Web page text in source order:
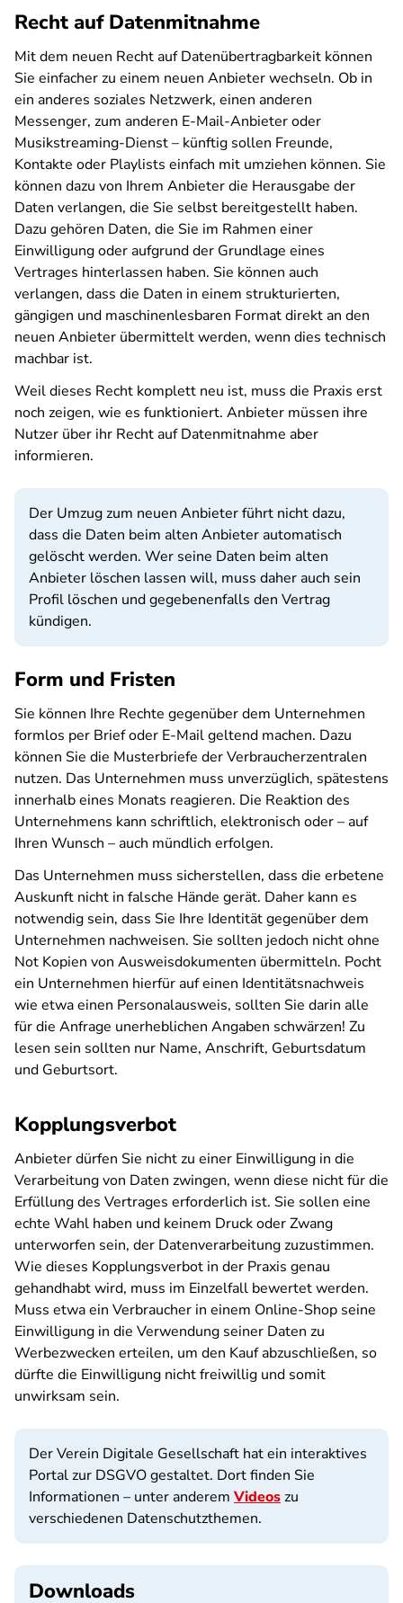
Recht auf Datenmitnahme
Mit dem neuen Recht auf Datenübertragbarkeit können
Sie einfacher zu einem neuen Anbieter wechseln. Ob in
ein anderes soziales Netzwerk, einen anderen
Messenger, zum anderen E-Mail-Anbieter oder
Musikstreaming-Dienst – künftig sollen Freunde,
Kontakte oder Playlists einfach mit umziehen können. Sie
können dazu von Ihrem Anbieter die Herausgabe der
Daten verlangen, die Sie selbst bereitgestellt haben.
Dazu gehören Daten, die Sie im Rahmen einer
Einwilligung oder aufgrund der Grundlage eines
Vertrages hinterlassen haben. Sie können auch
verlangen, dass die Daten in einem strukturierten,
gängigen und maschinenlesbaren Format direkt an den
neuen Anbieter übermittelt werden, wenn dies technisch
machbar ist.
Weil dieses Recht komplett neu ist, muss die Praxis erst
noch zeigen, wie es funktioniert. Anbieter müssen ihre
Nutzer über ihr Recht auf Datenmitnahme aber
informieren.
Der Umzug zum neuen Anbieter führt nicht dazu,
dass die Daten beim alten Anbieter automatisch
gelöscht werden. Wer seine Daten beim alten
Anbieter löschen lassen will, muss daher auch sein
Profil löschen und gegebenenfalls den Vertrag
kündigen.
Form und Fristen
Sie können Ihre Rechte gegenüber dem Unternehmen
formlos per Brief oder E-Mail geltend machen. Dazu
können Sie die Musterbriefe der Verbraucherzentralen
nutzen. Das Unternehmen muss unverzüglich, spätestens
innerhalb eines Monats reagieren. Die Reaktion des
Unternehmens kann schriftlich, elektronisch oder – auf
Ihren Wunsch – auch mündlich erfolgen.
Das Unternehmen muss sicherstellen, dass die erbetene
Auskunft nicht in falsche Hände gerät. Daher kann es
notwendig sein, dass Sie Ihre Identität gegenüber dem
Unternehmen nachweisen. Sie sollten jedoch nicht ohne
Not Kopien von Ausweisdokumenten übermitteln. Pocht
ein Unternehmen hierfür auf einen Identitätsnachweis
wie etwa einen Personalausweis, sollten Sie darin alle
für die Anfrage unerheblichen Angaben schwärzen! Zu
lesen sein sollten nur Name, Anschrift, Geburtsdatum
und Geburtsort.
Kopplungsverbot
Anbieter dürfen Sie nicht zu einer Einwilligung in die
Verarbeitung von Daten zwingen, wenn diese nicht für die
Erfüllung des Vertrages erforderlich ist. Sie sollen eine
echte Wahl haben und keinem Druck oder Zwang
unterworfen sein, der Datenverarbeitung zuzustimmen.
Wie dieses Kopplungsverbot in der Praxis genau
gehandhabt wird, muss im Einzelfall bewertet werden.
Muss etwa ein Verbraucher in einem Online-Shop seine
Einwilligung in die Verwendung seiner Daten zu
Werbezwecken erteilen, um den Kauf abzuschließen, so
dürfte die Einwilligung nicht freiwillig und somit
unwirksam sein.
Der Verein Digitale Gesellschaft hat ein interaktives
Portal zur DSGVO gestaltet. Dort finden Sie
Informationen – unter anderem Videoszu
verschiedenen Datenschutzthemen.
Downloads